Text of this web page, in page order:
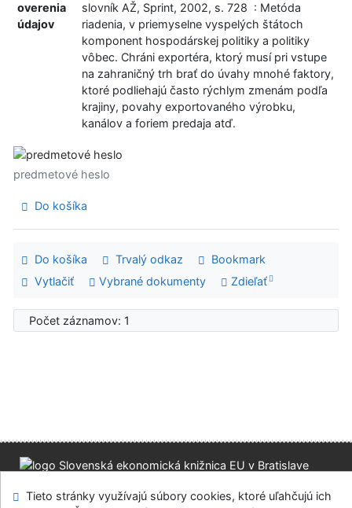
overenia
údajov
slovník AŽ, Sprint, 2002, s. 728 : Metóda
riadenia, v priemyselne vyspelých štátoch
komponent hospodárskej politiky a politiky
vôbec. Chráni exportéra, ktorý musí pri vstupe
na zahraničný trh brať do úvahy mnohé faktory,
ktoré podliehajú často rýchlym zmenám podľa
krajiny, povahy exportovaného výrobku,
kanálov a foriem predaja atď.
predmetové heslo
Do košíka
Do košíka Trvalý odkaz
Bookmark
Vytlačiť
Vybrané dokumenty Zdieľať
Počet záznamov: 1
Tieto stránky využívajú súbory cookies, ktoré uľahčujú ich